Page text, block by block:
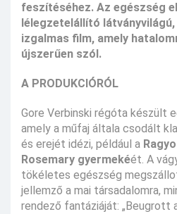
feszítéséhez. Az egészség
lélegzetelállító
izgalmas film, amely
újszerűen szól.
A PRODUKCIÓRÓL
Gore Verbinski régóta készült
amely a műfaj általa csodált
és erejét idézi, például a
Rosemary gyermekéét. A
tökéletes egészség
jellemző a mai társadalomra,
rendező fantáziáját: „Beugrott